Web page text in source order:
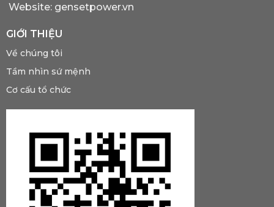
Website: gensetpower.vn
GIỚI THIỆU
Về chúng tôi
Tầm nhìn sứ mệnh
Cơ cấu tổ chức